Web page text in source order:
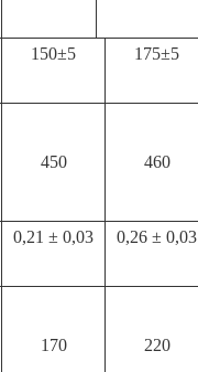
150±5 175±5
450 460
0,21 ± 0,03 0,26 ± 0,03
170 220